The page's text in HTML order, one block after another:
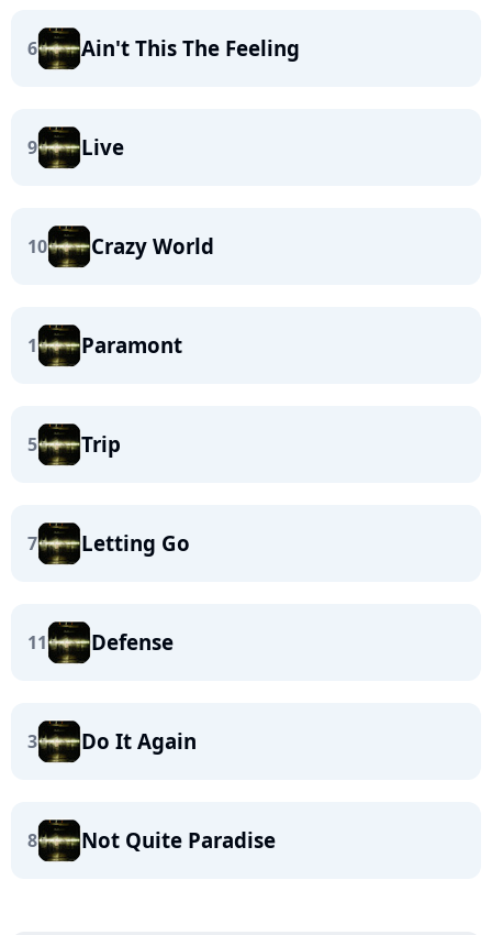
6 Ain't This The Feeling
9 Live
10 Crazy World
1 Paramont
5 Trip
7 Letting Go
11 Defense
3 Do It Again
8 Not Quite Paradise